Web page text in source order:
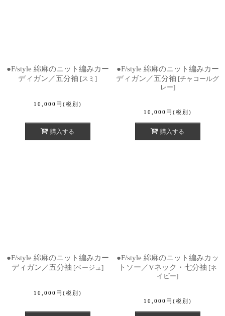
●F/style 綿麻のニット編みカー
ディガン／五分袖 [スミ ]
10,000 円 (税別)
購入する
●F/style 綿麻のニット編みカー
ディガン／五分袖 [チャコールグ
レー]
10,000 円 (税別)
購入する
●F/style 綿麻のニット編みカー
ディガン／五分袖 [ベージュ]
10,000 円 (税別)
●F/style 綿麻のニット編みカッ
トソー／Vネック・七分袖 [ネ
イビー]
10,000 円 (税別)